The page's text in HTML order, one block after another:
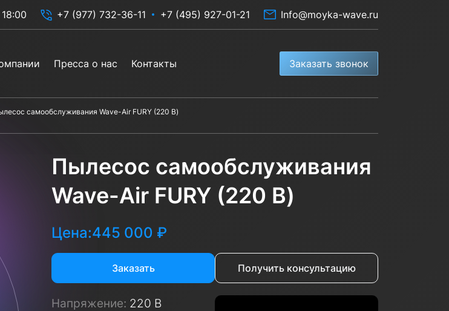
+7 (977) 732-36-11 +7 (495) 927-01-21 Info@moyka-wave.ru
Пресса о нас Контакты Заказать звонок
самообслуживания Wave-Air FURY (220 В)
Пылесос самообслуживания
Wave-Air FURY (220 В)
Цена:445 000 ₽
Заказать Получить консультацию
Напряжение: 220 В